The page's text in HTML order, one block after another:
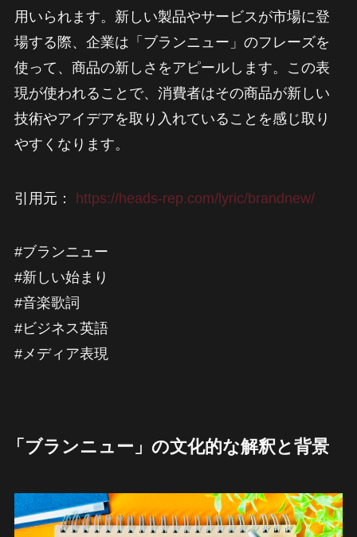
用いられます。新しい製品やサービスが市場に登
場する際、企業は「ブランニュー」のフレーズを
使って、商品の新しさをアピールします。この表
現が使われることで、消費者はその商品が新しい
技術やアイデアを取り入れていることを感じ取り
やすくなります。
引用元： https://heads-rep.com/lyric/brandnew/
#ブランニュー
#新しい始まり
#音楽歌詞
#ビジネス英語
#メディア表現
「ブランニュー」の文化的な解釈と背景